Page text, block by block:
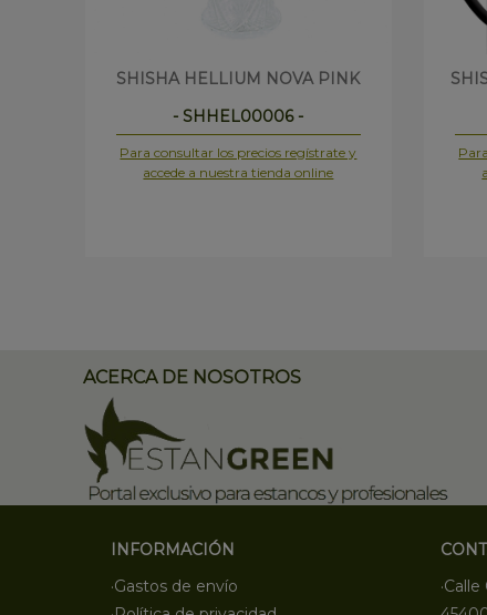
SHISHA HELLIUM NOVA PINK
- SHHEL00006 -
Para consultar los precios regístrate y
accede a nuestra tienda online
ACERCA DE NOSOTROS
INFORMACIÓN
·Gastos de envío